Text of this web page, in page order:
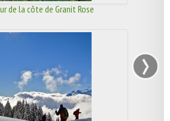
de la côte de Granit Rose
›